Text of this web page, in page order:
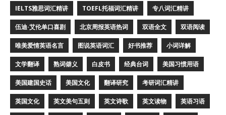
IELTS雅思词汇精讲 TOEFL托福词汇精讲 专八词汇精讲
伍迪·艾伦单口喜剧 北京周报英语热词 双语全文 双语阅读
唯美爱情英语名言 图说英语词汇 好书推荐 小词详解
文学翻译 熟词僻义 白皮书 经典台词 美国习惯用语
美国建国史话 美国文化 翻译研究 考研词汇精讲
英国文化 英文美句五则 英文诗歌 英文读物 英语习语